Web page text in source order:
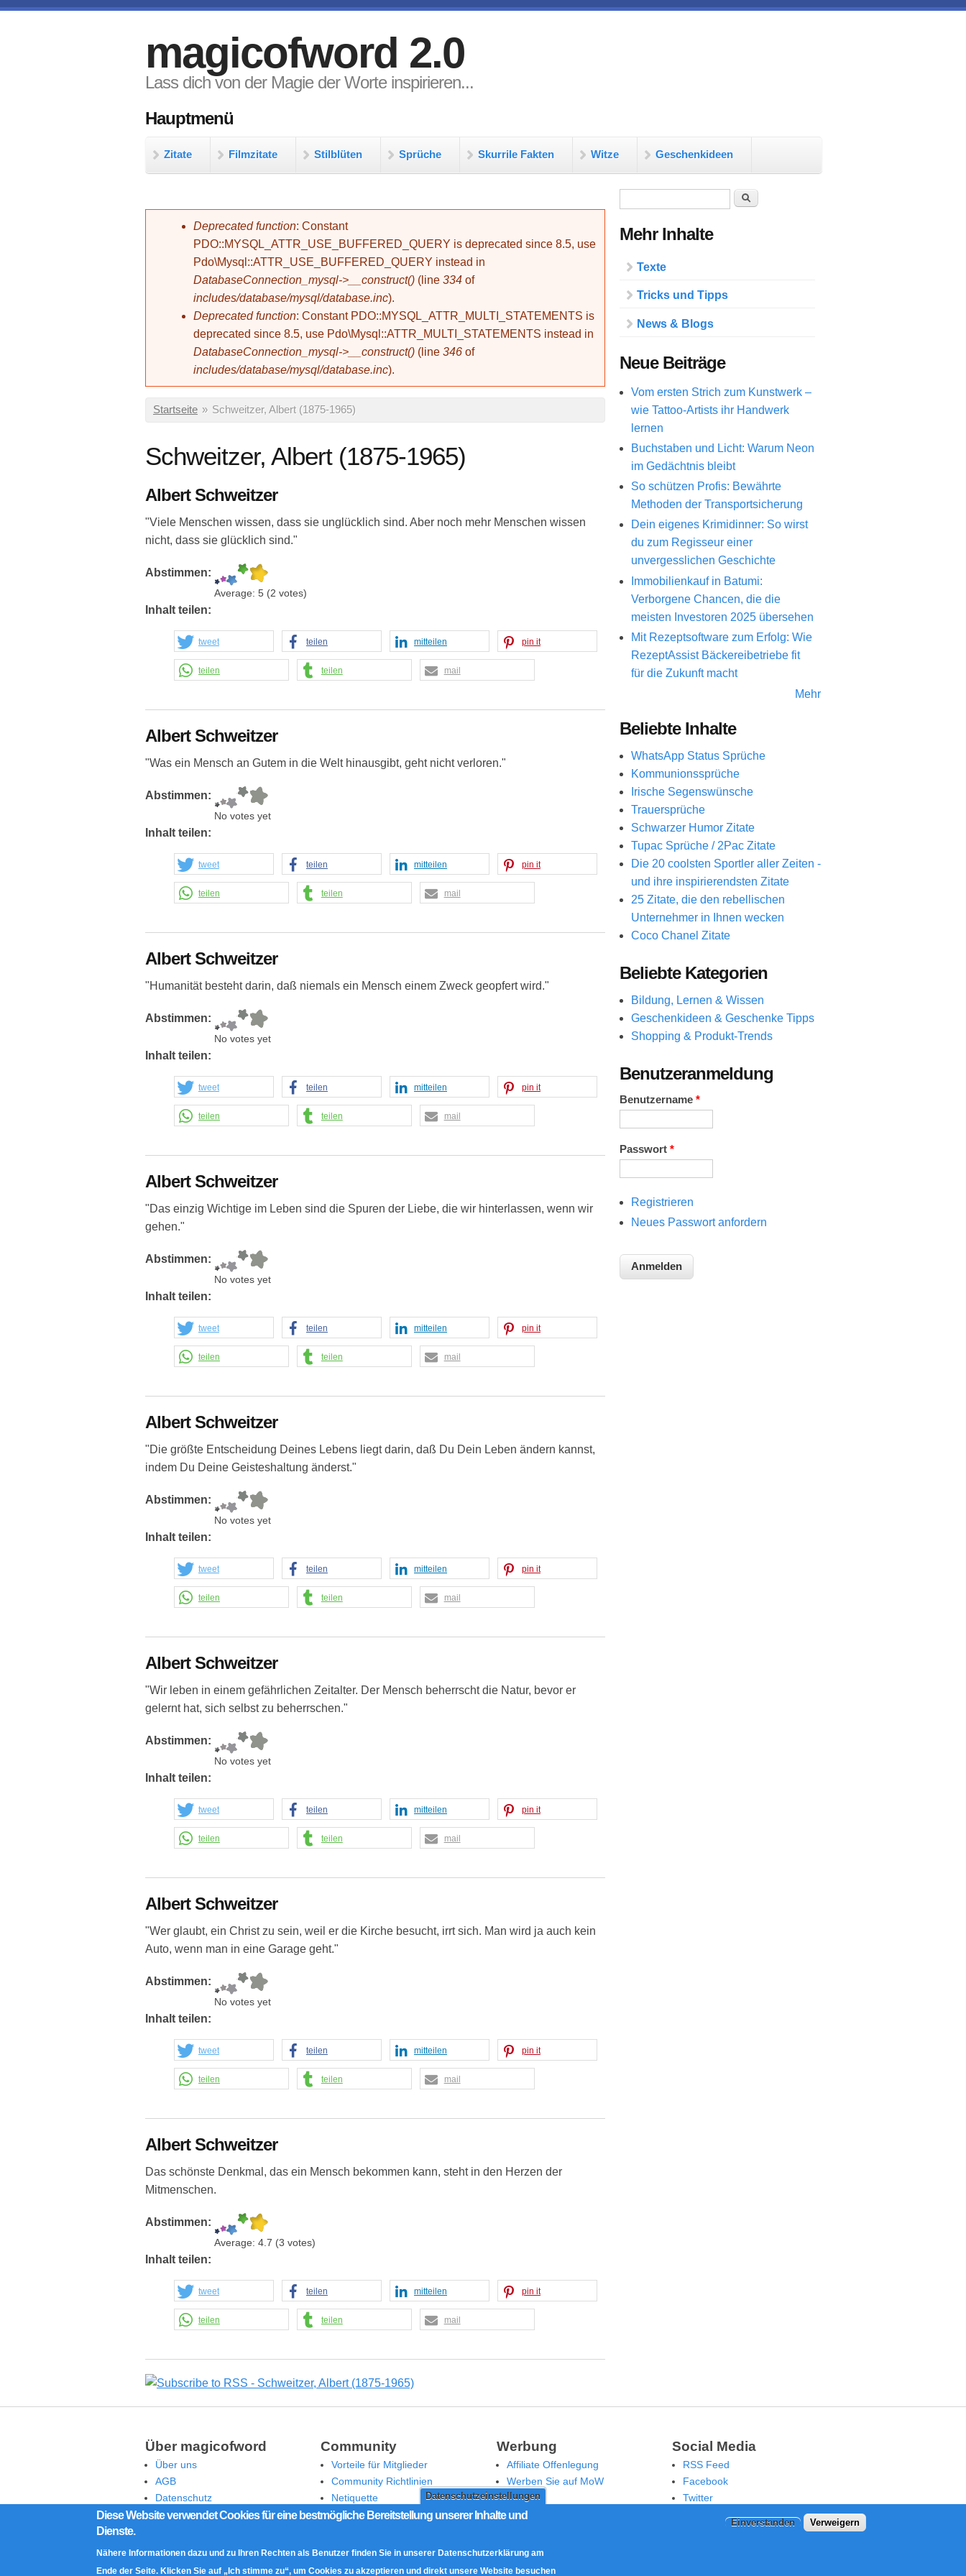
Datenschutzeinstellungen
Diese Website verwendet Cookies für eine bestmögliche Bereitstellung unserer Inhalte und
Dienste.
Nähere Informationen dazu und zu Ihren Rechten als Benutzer finden Sie in unserer Datenschutzerklärung am
Ende der Seite. Klicken Sie auf „Ich stimme zu“, um Cookies zu akzeptieren und direkt unsere Website besuchen
Einverstanden Verweigern
magicofword 2.0
Lass dich von der Magie der Worte inspirieren...
Hauptmenü
Zitate Filmzitate Stilblüten Sprüche Skurrile Fakten Witze Geschenkideen
Fehlermeldung
Deprecated function: Constant
PDO::MYSQL_ATTR_USE_BUFFERED_QUERY is deprecated since 8.5, use
Pdo\Mysql::ATTR_USE_BUFFERED_QUERY instead in
DatabaseConnection_mysql->__construct() (line 334 of
includes/database/mysql/database.inc).
Deprecated function: Constant PDO::MYSQL_ATTR_MULTI_STATEMENTS is
deprecated since 8.5, use Pdo\Mysql::ATTR_MULTI_STATEMENTS instead in
DatabaseConnection_mysql->__construct() (line 346 of
includes/database/mysql/database.inc).
Sie sind hier
Startseite » Schweitzer, Albert (1875-1965)
Schweitzer, Albert (1875-1965)
Albert Schweitzer
"Viele Menschen wissen, dass sie unglücklich sind. Aber noch mehr Menschen wissen
nicht, dass sie glücklich sind."
Abstimmen:
Average: 5 (2 votes)
Inhalt teilen:
tweet teilen mitteilen pin it
teilen teilen mail
Albert Schweitzer
"Was ein Mensch an Gutem in die Welt hinausgibt, geht nicht verloren."
Abstimmen:
No votes yet
Inhalt teilen:
tweet teilen mitteilen pin it
teilen teilen mail
Albert Schweitzer
"Humanität besteht darin, daß niemals ein Mensch einem Zweck geopfert wird."
Abstimmen:
No votes yet
Inhalt teilen:
tweet teilen mitteilen pin it
teilen teilen mail
Albert Schweitzer
"Das einzig Wichtige im Leben sind die Spuren der Liebe, die wir hinterlassen, wenn wir
gehen."
Abstimmen:
No votes yet
Inhalt teilen:
tweet teilen mitteilen pin it
teilen teilen mail
Albert Schweitzer
"Die größte Entscheidung Deines Lebens liegt darin, daß Du Dein Leben ändern kannst,
indem Du Deine Geisteshaltung änderst."
Abstimmen:
No votes yet
Inhalt teilen:
tweet teilen mitteilen pin it
teilen teilen mail
Albert Schweitzer
"Wir leben in einem gefährlichen Zeitalter. Der Mensch beherrscht die Natur, bevor er
gelernt hat, sich selbst zu beherrschen."
Abstimmen:
No votes yet
Inhalt teilen:
tweet teilen mitteilen pin it
teilen teilen mail
Albert Schweitzer
"Wer glaubt, ein Christ zu sein, weil er die Kirche besucht, irrt sich. Man wird ja auch kein
Auto, wenn man in eine Garage geht."
Abstimmen:
No votes yet
Inhalt teilen:
tweet teilen mitteilen pin it
teilen teilen mail
Albert Schweitzer
Das schönste Denkmal, das ein Mensch bekommen kann, steht in den Herzen der
Mitmenschen.
Abstimmen:
Average: 4.7 (3 votes)
Inhalt teilen:
tweet teilen mitteilen pin it
teilen teilen mail
Suche
Mehr Inhalte
Texte
Tricks und Tipps
News & Blogs
Neue Beiträge
Vom ersten Strich zum Kunstwerk –
wie Tattoo-Artists ihr Handwerk
lernen
Buchstaben und Licht: Warum Neon
im Gedächtnis bleibt
So schützen Profis: Bewährte
Methoden der Transportsicherung
Dein eigenes Krimidinner: So wirst
du zum Regisseur einer
unvergesslichen Geschichte
Immobilienkauf in Batumi:
Verborgene Chancen, die die
meisten Investoren 2025 übersehen
Mit Rezeptsoftware zum Erfolg: Wie
RezeptAssist Bäckereibetriebe fit
für die Zukunft macht
Mehr
Beliebte Inhalte
WhatsApp Status Sprüche
Kommunionssprüche
Irische Segenswünsche
Trauersprüche
Schwarzer Humor Zitate
Tupac Sprüche / 2Pac Zitate
Die 20 coolsten Sportler aller Zeiten -
und ihre inspirierendsten Zitate
25 Zitate, die den rebellischen
Unternehmer in Ihnen wecken
Coco Chanel Zitate
Beliebte Kategorien
Bildung, Lernen & Wissen
Geschenkideen & Geschenke Tipps
Shopping & Produkt-Trends
Benutzeranmeldung
Benutzername *
Passwort *
Registrieren
Neues Passwort anfordern
Über magicofword
Über uns
AGB
Datenschutz
Rechtliche Hinweise
Kontakt
Community
Vorteile für Mitglieder
Community Richtlinien
Netiquette
Moderation
Werbung
Affiliate Offenlegung
Werben Sie auf MoW
Social Media
RSS Feed
Facebook
Twitter